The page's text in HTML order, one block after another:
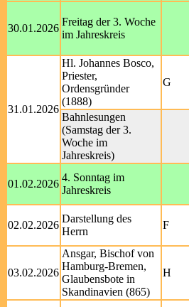
30.01.2026
Freitag der 3. Woche
im Jahreskreis
31.01.2026
Hl. Johannes Bosco,
Priester,
Ordensgründer
(1888)
G
Bahnlesungen
(Samstag der 3.
Woche im
Jahreskreis)
01.02.2026
4. Sonntag im
Jahreskreis
02.02.2026
Darstellung des
Herrn
F
03.02.2026
Ansgar, Bischof von
Hamburg-Bremen,
Glaubensbote in
Skandinavien (865)
H